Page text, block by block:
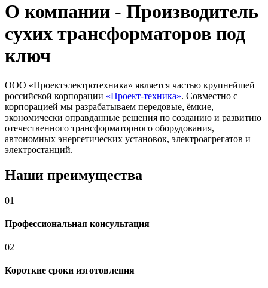
О компании - Производитель
сухих трансформаторов под
ключ
ООО «Проектэлектротехника» является частью крупнейшей
российской корпорации «Проект-техника». Совместно с
корпорацией мы разрабатываем передовые, ёмкие,
экономически оправданные решения по созданию и развитию
отечественного трансформаторного оборудования,
автономных энергетических установок, электроагрегатов и
электростанций.
Наши преимущества
01
Профессиональная консультация
02
Короткие сроки изготовления